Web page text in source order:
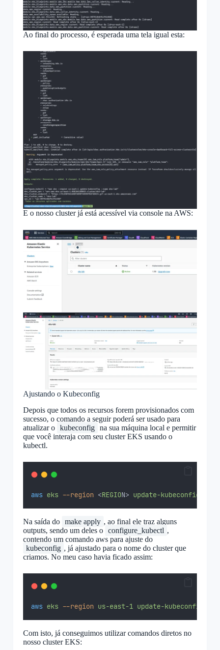
Ao final do processo, é esperada uma tela igual esta:
E o nosso cluster já está acessível via console na AWS:
Ajustando o Kubeconfig
Depois que todos os recursos forem provisionados com
sucesso, o comando a seguir poderá ser usado para
atualizar o kubeconfig na sua máquina local e permitir
que você interaja com seu cluster EKS usando o
kubectl.
aws eks --region <REGION> update-kubeconfig
Na saída do make apply , ao final ele traz alguns
outputs, sendo um deles o configure_kubectl ,
contendo um comando aws para ajuste do
kubeconfig , já ajustado para o nome do cluster que
criamos. No meu caso havia ficado assim:
aws eks --region us-east-1 update-kubeconfig
Com isto, já conseguimos utilizar comandos diretos no
nosso cluster EKS: